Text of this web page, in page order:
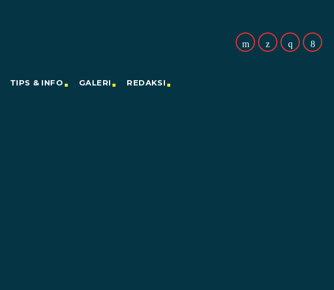
TIPS & INFO GALERI REDAKSI